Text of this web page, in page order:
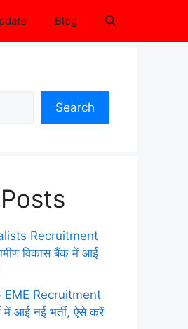
Blog
Search
Recruitment
विकास बैंक में आई
EME Recruitment
में आई नई भर्ती, ऐसे करें